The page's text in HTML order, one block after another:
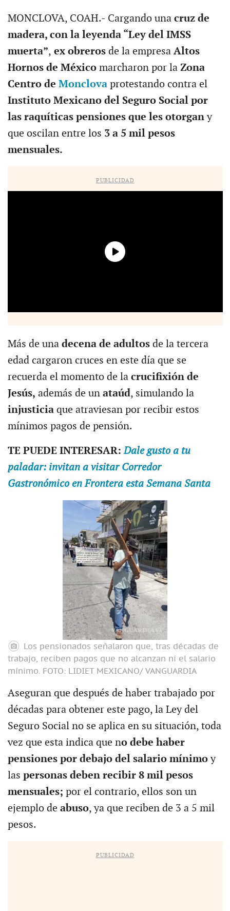
MONCLOVA, COAH.- Cargando una cruz de
madera, con la leyenda “Ley del IMSS
muerta”, ex obrerosde la empresaAltos
Hornos de Méxicomarcharon por laZona
Centro de Monclova protestando contra el
Instituto Mexicano del Seguro Social por
las raquíticas pensiones que les otorgany
que oscilan entre los 3 a 5 mil pesos
mensuales.
PUBLICIDAD
Más de una decena de adultos de la tercera
edad cargaron cruces en este día que se
recuerda el momento de la crucifixión de
Jesús, además de un ataúd, simulando la
injusticia que atraviesan por recibir estos
mínimos pagos de pensión.
TE PUEDE INTERESAR:Dale gusto a tu
paladar: invitan a visitar Corredor
Gastronómico en Frontera esta Semana Santa
Los pensionados señalaron que, tras décadas de
trabajo, reciben pagos que no alcanzan ni el salario
mínimo. FOTO: LIDIET MEXICANO/ VANGUARDIA
Aseguran que después de haber trabajado por
décadas para obtener este pago, la Ley del
Seguro Social no se aplica en su situación, toda
vez que esta indica que no debe haber
pensiones por debajo del salario mínimoy
las personas deben recibir 8 mil pesos
mensuales; por el contrario, ellos son un
ejemplo de abuso, ya que reciben de 3 a 5 mil
pesos.
PUBLICIDAD